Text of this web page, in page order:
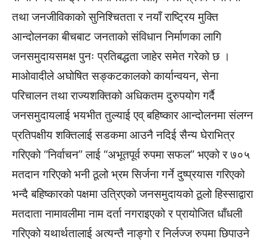
तथा जनजीविकाको सुनिश्चितता र नयाँ राष्ट्रिय मुक्ति
आन्दोलनका बीचबाट जनताको संविधान निर्माणका लागि
जनसमुदायसमक्ष पुनः प्रतिबद्धता जाहेर समेत गरेको छ ।
माओवादीले अघोषित सङ्कटकालको कार्यान्वयन, सेना
परिचालन तथा राज्यशक्तिको अधिकतम दुरुपयोग गर्दै
जनसमुदायलाई भयभीत तुल्याई एव् बहिष्कार आन्दोलनमा संलग्न
प्रतिपक्षीय शक्तिलाई सडकमा आउनै नदिई सैन्य घेराभित्र
गरिएको “निर्वाचन” लाई “अभूतपूर्व रुपमा सफल” भएको र ७०५
मतदान गरिएको भनी ठूलो भ्रम सिर्जना गर्ने दुष्प्रयास गरिएको
भन्दै बहिष्कारको पक्षमा उत्रिएको जनसमुदायको ठूलो हिस्साद्वारा
मतदाता नामावलीमा नाम दर्ता नगराइएको र प्रायोजित धाँधली
गरिएको यथार्थतालाई अत्यन्तै नाङ्गो र निर्लज्ज रुपमा छिपाउने